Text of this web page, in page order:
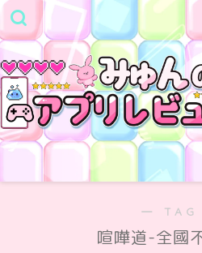
― TAG
喧嘩道-全國